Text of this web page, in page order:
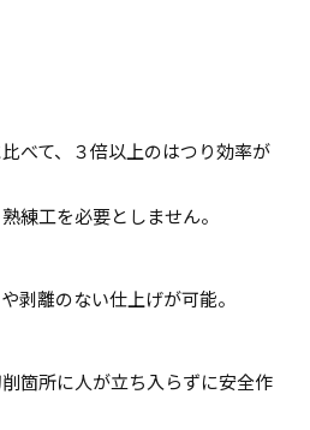
べて、３倍以上のはつり効率が
練工を必要としません。
剥離のない仕上げが可能。
箇所に人が立ち入らずに安全作